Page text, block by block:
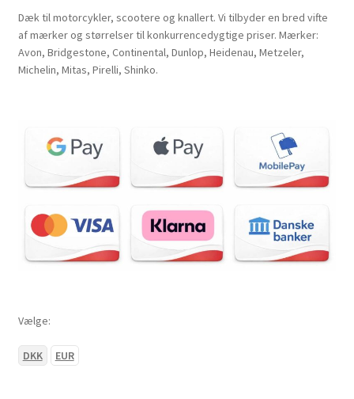
Dæk til motorcykler, scootere og knallert. Vi tilbyder en bred vifte
af mærker og størrelser til konkurrencedygtige priser. Mærker:
Avon, Bridgestone, Continental, Dunlop, Heidenau, Metzeler,
Michelin, Mitas, Pirelli, Shinko.
Vælge:
DKK EUR